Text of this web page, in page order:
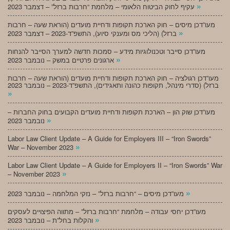
»
מעו”דכן מיסים – חוק הארכת תקופות ודחיית מועדים (הוראת שעה – חרבות
»
מעו”דכן סייבר וטכנולוגיות מידע – סמכות חדשה למערך הסייבר להנחות
»
מעו”דכן רגולציה – חוק הארכת תקופות ודחיית מועדים (הוראת שעה – חרבות
ברזל) (סדרי מינהל, תקופות כהונה ותאגידים), התשפ”ד-2023 – נובמבר 2023
»
מעו”דכן שוק הון – הארכת תקופות ודחיית מועדים הקבועים בחוק החברות –
»
Labor Law Client Update – A Guide for Employers III – “Iron Swords”
War – November 2023 »
Labor Law Client Update – A Guide for Employers II – “Iron Swords” War
– November 2023 »
»
מעו”דכן יחסי עבודה – מלחמת “חרבות ברזל” – מתווה הפיצויים לעסקים
»